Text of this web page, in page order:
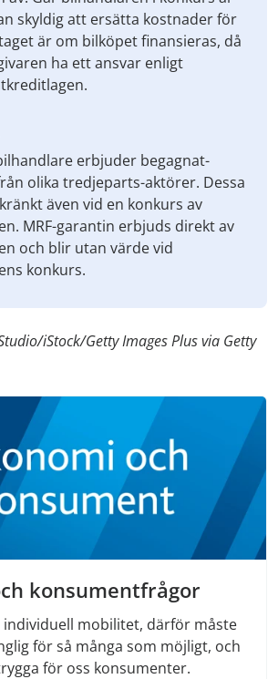
skyldig att ersätta kostnader för
är om bilköpet finansieras, då
ha ett ansvar enligt
erbjuder begagnat-
olika tredjeparts-aktörer. Dessa
även vid en konkurs av
MRF-garantin erbjuds direkt av
och blir utan värde vid
konkurs.
iStock/Getty Images Plus via Getty
konsumentfrågor
mobilitet, därför måste
för så många som möjligt, och
för oss konsumenter.